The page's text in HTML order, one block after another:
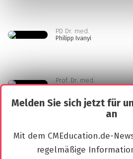
PD Dr. med.
Philipp Ivanyi
Prof. Dr. med.
Florian Roghmann
Stefanie Zschäbitz
Melden Sie sich jetzt für
an
Mit dem CMEducation.de-
regelmäßige